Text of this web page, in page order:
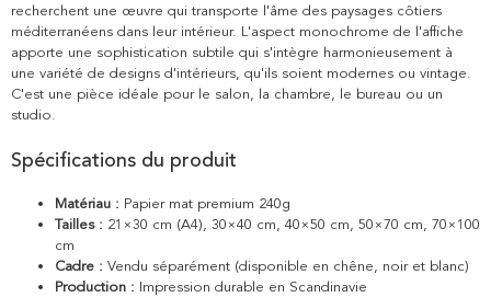
recherchent une œuvre qui transporte l'âme des paysages côtiers
méditerranéens dans leur intérieur. L'aspect monochrome de l'affiche
apporte une sophistication subtile qui s'intègre harmonieusement à
une variété de designs d'intérieurs, qu'ils soient modernes ou vintage.
C'est une pièce idéale pour le salon, la chambre, le bureau ou un
studio.
Spécifications du produit
Matériau : Papier mat premium 240g
Tailles : 21×30 cm (A4), 30×40 cm, 40×50 cm, 50×70 cm, 70×100
cm
Cadre : Vendu séparément (disponible en chêne, noir et blanc)
Production : Impression durable en Scandinavie